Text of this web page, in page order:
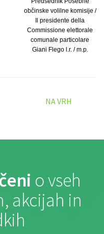
občinske volilne komisije /
Il presidente della
Commissione elettorale
comunale particolare
Giani Flego l.r. / m.p.
NA VRH
o vseh
akcijah in